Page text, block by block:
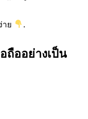
าย .
ถืออย่างเป็น